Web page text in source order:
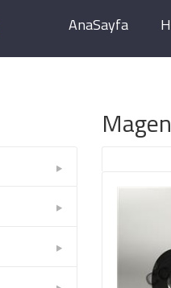
AnaSayfa